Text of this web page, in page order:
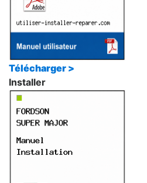
Télécharger >
Installer